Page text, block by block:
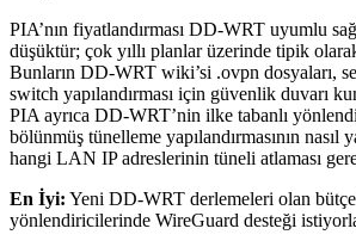
PIA’nın fiyatlandırması DD-WRT uyumlu
düşüktür; çok yıllı planlar üzerinde tipik
Bunların DD-WRT wiki’si .ovpn dosyaları,
switch yapılandırması için güvenlik duvarı
PIA ayrıca DD-WRT’nin ilke tabanlı
bölünmüş tünelleme yapılandırmasının nasıl
hangi LAN IP adreslerinin tüneli atlaması
En İyi: Yeni DD-WRT derlemeleri olan
yönlendiricilerinde WireGuard desteği